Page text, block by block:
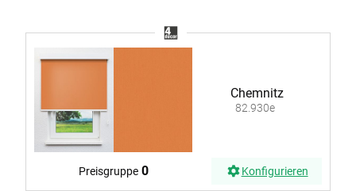
Chemnitz
82.930e
Preisgruppe 0 Konfigurieren